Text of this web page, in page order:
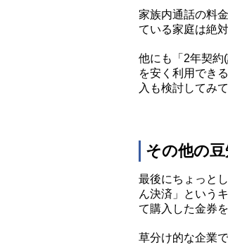
家族内通話の料
ている家庭は絶
他にも「2年契約
を安く利用でき
入も検討してみ
その他の
最後にちょっと
ん決済」という
て購入した金券
草分け的な企業